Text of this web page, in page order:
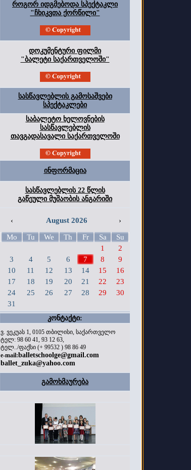
როგორ იდგმებოდა სპექტაკლი
"ჩხიკვთა ქორწილი"
დოკუმენტური ფილმი
"ბალეტი საქართველოში"
სასწავლებლის გამოსაშვები
სპექტაკლები
საბალეტო ხელოვნების
სასწავლებლის
თავგადასავალი საქართველოში
ინფორმაცია
სასწავლებლის 22 წლის
გაწეული მუშაობის ანგარიში
‹ August 2026 ›
Mo Tu We Th Fr Sa
Su
1
2
3
4 5 6 7 8
9
10
11 12 13 14 15
16
17
18 19 20 21 22
23
24
25 26 27 28 29
30
31
კონტაქტი:
ვ. ვეკუას 1, 0105 თბილისი, საქართველო
ტელ: 98 60 41, 93 12 63,
ტელ../ფაქსი (+ 99532 ) 98 86 49
e-mail:balletschoolge@gmail.com
ballet_zuka@yahoo.com
გამოხმაურება